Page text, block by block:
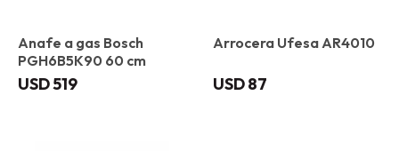
Anafe a gas Bosch
PGH6B5K90 60 cm
USD519
Arrocera Ufesa AR4010
USD87